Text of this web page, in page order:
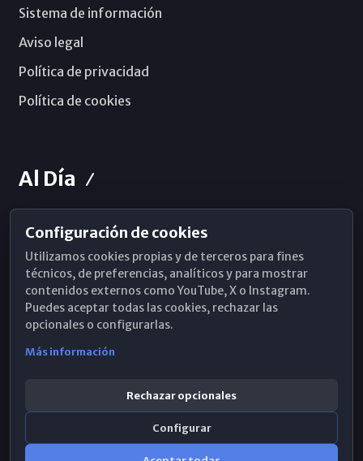
Sistema de información
Aviso legal
Política de privacidad
Política de cookies
Al Día
Horarios de Misa
Hemeroteca
WhatsApp
Configuración de cookies
Utilizamos cookies propias y de terceros para fines
técnicos, de preferencias, analíticos y para mostrar
contenidos externos como YouTube, X o Instagram.
Puedes aceptar todas las cookies, rechazar las
opcionales o configurarlas.
Más información
Rechazar opcionales
Configurar